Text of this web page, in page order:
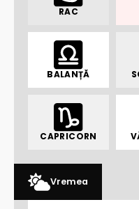
RAC
BALANȚĂ
CAPRICORN
Vremea